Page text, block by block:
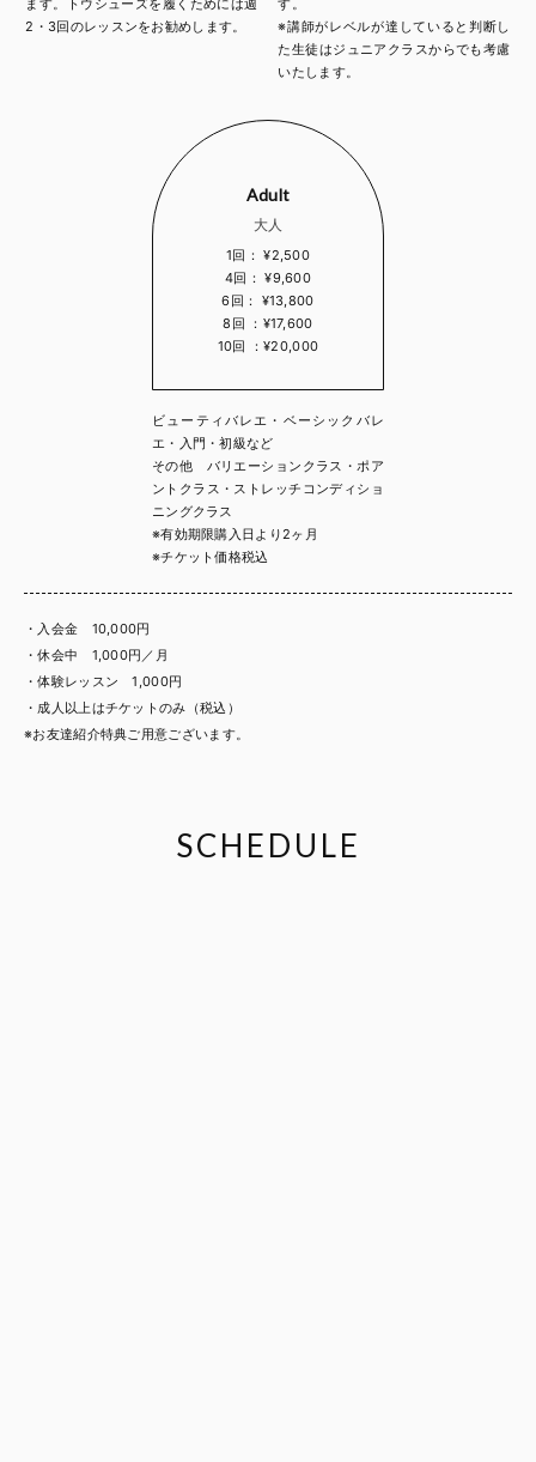
ます。トウシューズを履くためには週
2・3回のレッスンをお勧めします。
す。
※講師がレベルが達していると判断し
た生徒はジュニアクラスからでも考慮
いたします。
Adult
大人
1回： ¥2,500
4回： ¥9,600
6回： ¥13,800
8回 ：¥17,600
10回 ：¥20,000
ビューティバレエ・ベーシックバレ
エ・入門・初級など
その他 バリエーションクラス・ポア
ントクラス・ストレッチコンディショ
ニングクラス
※有効期限購入日より2ヶ月
※チケット価格税込
・入会金 10,000円
・休会中 1,000円／月
・体験レッスン 1,000円
・成人以上はチケットのみ（税込）
※お友達紹介特典ご用意ございます。
SCHEDULE